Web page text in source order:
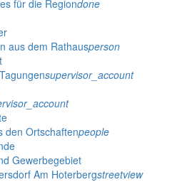
für die Regiondone
aus dem Rathausperson
supervisor_account
den Ortschaftenpeople
Gewerbegebiet
Am Hoterbergstreetview